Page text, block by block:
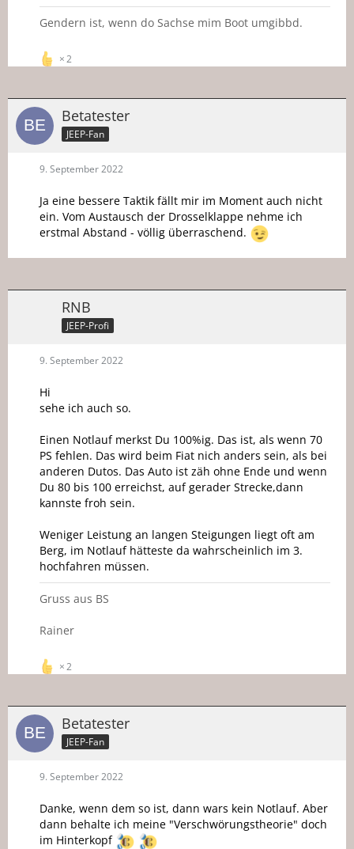
Gendern ist, wenn do Sachse mim Boot umgibbd.
2
Betatester
JEEP-Fan
9. September 2022
Ja eine bessere Taktik fällt mir im Moment auch nicht
ein. Vom Austausch der Drosselklappe nehme ich
erstmal Abstand - völlig überraschend.
RNB
JEEP-Profi
9. September 2022
Hi
sehe ich auch so.
Einen Notlauf merkst Du 100%ig. Das ist, als wenn 70
PS fehlen. Das wird beim Fiat nich anders sein, als bei
anderen Dutos. Das Auto ist zäh ohne Ende und wenn
Du 80 bis 100 erreichst, auf gerader Strecke,dann
kannste froh sein.
Weniger Leistung an langen Steigungen liegt oft am
Berg, im Notlauf hätteste da wahrscheinlich im 3.
hochfahren müssen.
Gruss aus BS
Rainer
2
Betatester
JEEP-Fan
9. September 2022
Danke, wenn dem so ist, dann wars kein Notlauf. Aber
dann behalte ich meine "Verschwörungstheorie" doch
im Hinterkopf